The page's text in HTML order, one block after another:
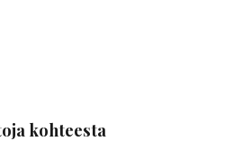
kohteesta